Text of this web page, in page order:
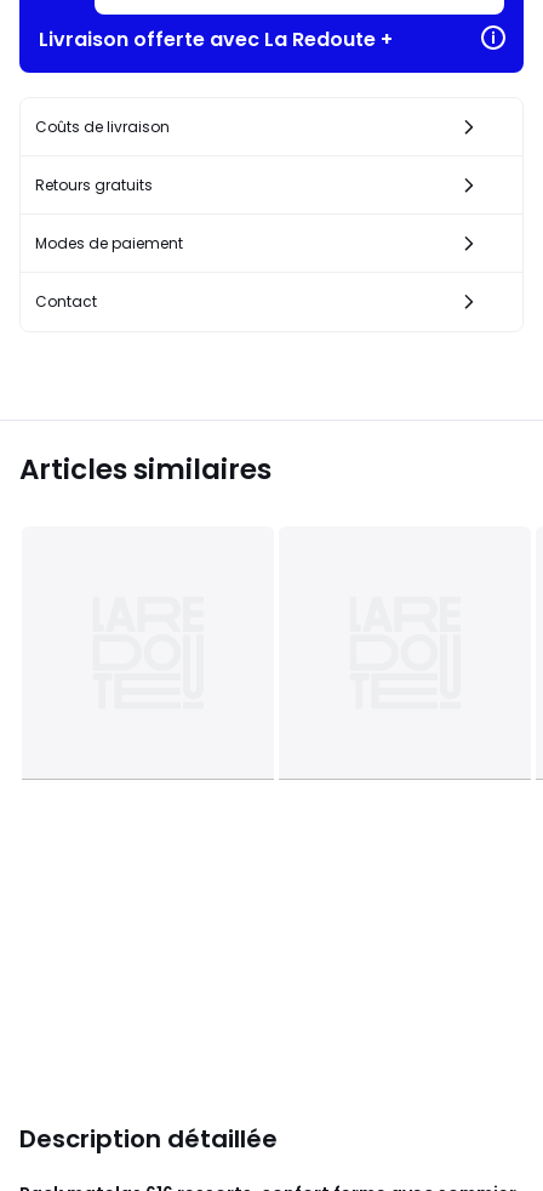
Livraison offerte avec La Redoute +
Coûts de livraison
Retours gratuits
Modes de paiement
Contact
Articles similaires
Description détaillée